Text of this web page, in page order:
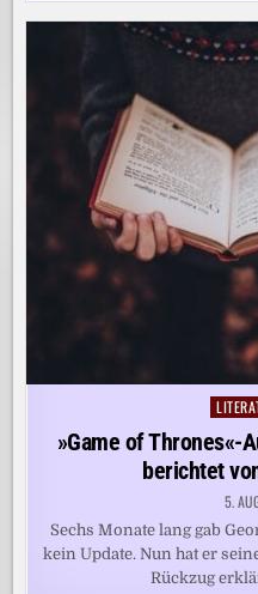
Posted
»Game of Thrones«-
berichtet
5.
Sechs Monate lang gab
kein Update. Nun hat er
Rückzug